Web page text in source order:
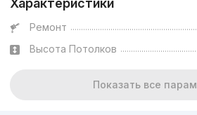
Характеристики
Ремонт
Высота Потолков
Показать все